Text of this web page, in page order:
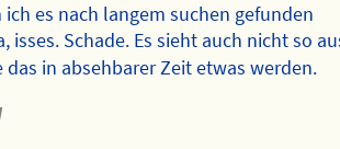
ich es nach langem suchen gefunden
isses. Schade. Es sieht auch nicht so
das in absehbarer Zeit etwas werden.